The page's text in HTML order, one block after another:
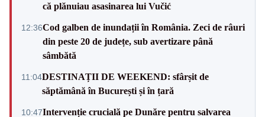
că plănuiau asasinarea lui Vučić
12:36Cod galben de inundații în România. Zeci de râuri
din peste 20 de județe, sub avertizare până
sâmbătă
11:04DESTINAȚII DE WEEKEND: sfârșit de
săptămână în București și în țară
10:47Intervenție crucială pe Dunăre pentru salvarea